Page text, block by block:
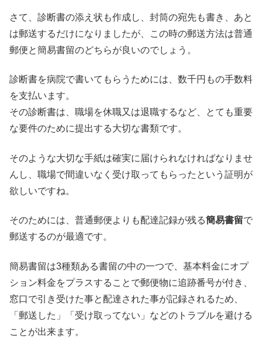
さて、診断書の添え状も作成し、封筒の宛先も書き、あと
は郵送するだけになりましたが、この時の郵送方法は普通
郵便と簡易書留のどちらが良いのでしょう。
診断書を病院で書いてもらうためには、数千円もの手数料
を支払います。
その診断書は、職場を休職又は退職するなど、とても重要
な要件のために提出する大切な書類です。
そのような大切な手紙は確実に届けられなければなりませ
んし、職場で間違いなく受け取ってもらったという証明が
欲しいですね。
そのためには、普通郵便よりも配達記録が残る簡易書留で
郵送するのが最適です。
簡易書留は3種類ある書留の中の一つで、基本料金にオプ
ション料金をプラスすることで郵便物に追跡番号が付き、
窓口で引き受けた事と配達された事が記録されるため、
「郵送した」「受け取ってない」などのトラブルを避ける
ことが出来ます。